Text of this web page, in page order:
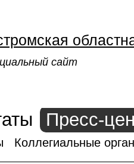
сайт
Пресс-
Коллегиальные